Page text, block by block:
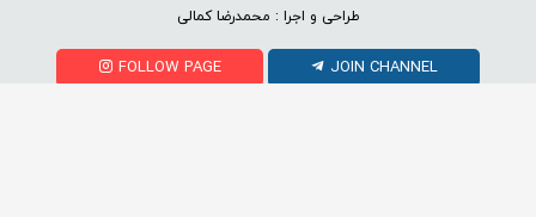
طراحی و اجرا : محمدرضا کمالی
FOLLOW PAGE JOIN CHANNEL